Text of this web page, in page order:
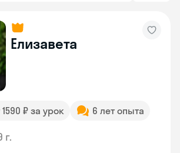
Елизавета
1590 ₽ за урок 6 лет опыта
г.